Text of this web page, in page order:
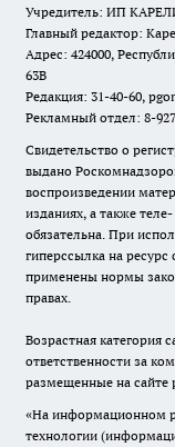
Учредитель: ИП
Главный редактор:
Адрес: 424000,
63В
Редакция: 31-40-60,
Рекламный отдел: 8-
Свидетельство о
выдано
воспроизведении
изданиях, а также
обязательна. При
гиперссылка на ресурс
применены нормы
правах.
Возрастная категория
ответственности за
размещенные на сайте
«На информационном
технологии